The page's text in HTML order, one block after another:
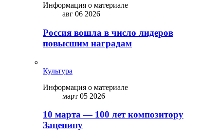
Информация о материале
авг 06 2026
Россия вошла в число лидеров
повысшим наградам
Культура
Информация о материале
март 05 2026
10 марта — 100 лет композитору
Зацепину